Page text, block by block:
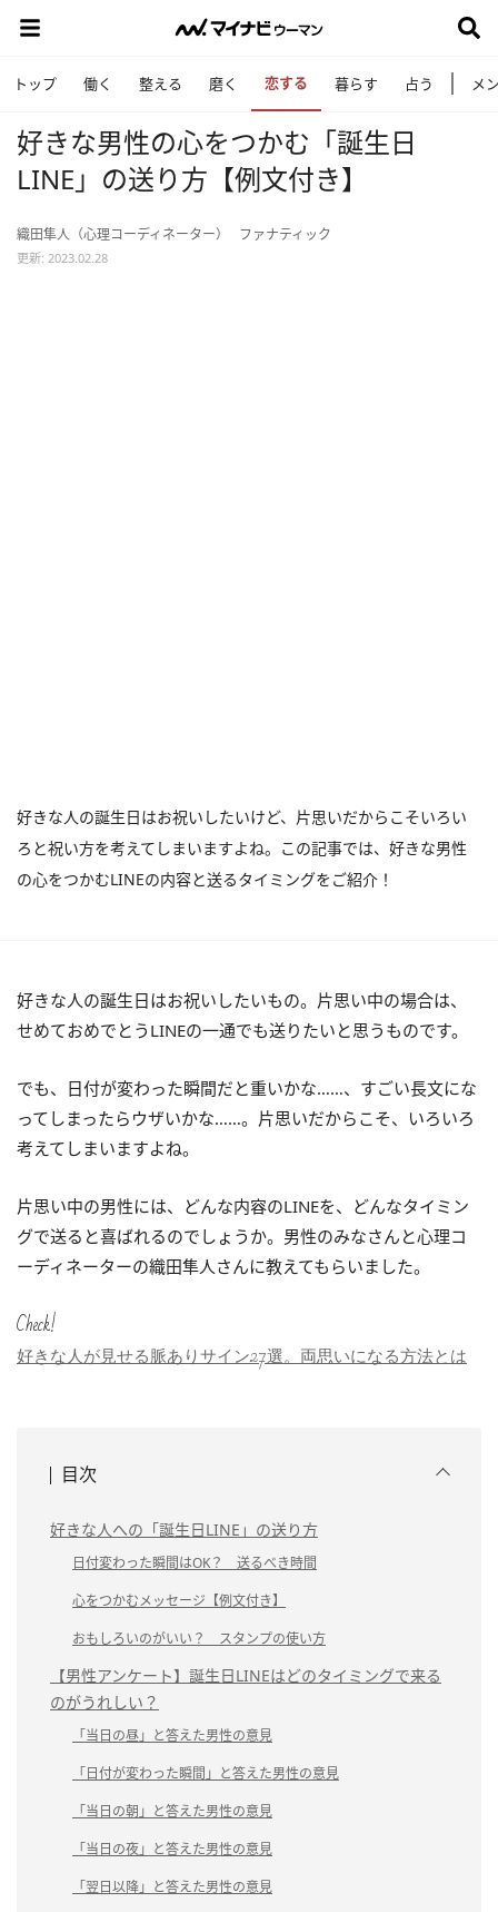
トップ 働く 整える 磨く 恋する 暮らす 占う メ
好きな男性の心をつかむ「誕生日
LINE」の送り方【例文付き】
織田隼人（心理コーディネーター） ファナティック
更新: 2023.02.28
好きな人の誕生日はお祝いしたいけど、片思いだからこそいろい
ろと祝い方を考えてしまいますよね。この記事では、好きな男性
の心をつかむLINEの内容と送るタイミングをご紹介！
好きな人の誕生日はお祝いしたいもの。片思い中の場合は、
せめておめでとうLINEの一通でも送りたいと思うものです。
でも、日付が変わった瞬間だと重いかな……、すごい長文にな
ってしまったらウザいかな……。片思いだからこそ、いろいろ
考えてしまいますよね。
片思い中の男性には、どんな内容のLINEを、どんなタイミン
グで送ると喜ばれるのでしょうか。男性のみなさんと心理コ
ーディネーターの織田隼人さんに教えてもらいました。
Check!
好きな人が見せる脈ありサイン27選。両思いになる方法とは
目次
好きな人への「誕生日LINE」の送り方
日付変わった瞬間はOK？ 送るべき時間
心をつかむメッセージ【例文付き】
おもしろいのがいい？ スタンプの使い方
【男性アンケート】誕生日LINEはどのタイミングで来る
のがうれしい？
「当日の昼」と答えた男性の意見
「日付が変わった瞬間」と答えた男性の意見
「当日の朝」と答えた男性の意見
「当日の夜」と答えた男性の意見
「翌日以降」と答えた男性の意見